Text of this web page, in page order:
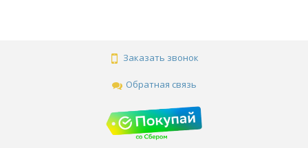
Заказать звонок
Обратная связь